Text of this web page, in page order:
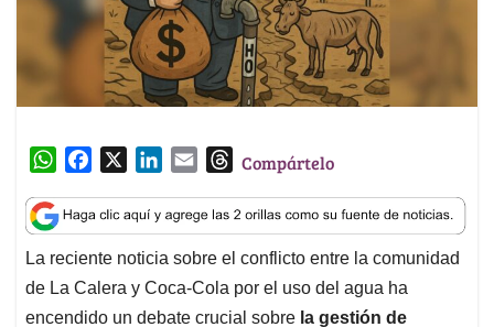
W
a
t
s
A
p
c
e
b
o
o
n
k
e
d
I
a
i
l
T
r
e
a
d
s
Compártelo
La reciente noticia sobre el conflicto entre la comunidad
de La Calera y Coca-Cola por el uso del agua ha
encendido un debate crucial sobre la gestión de